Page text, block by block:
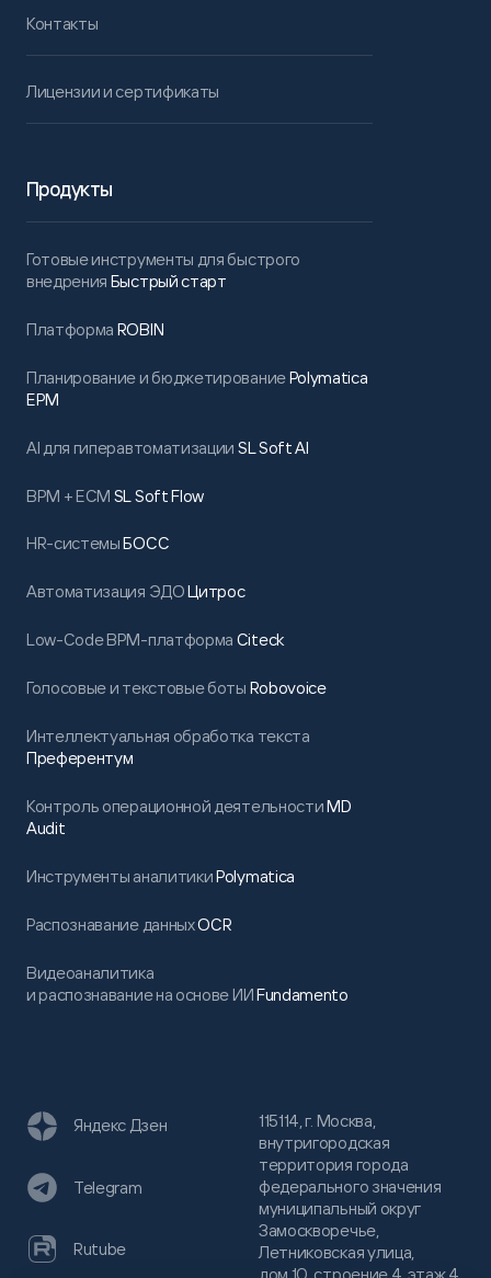
Контакты
Лицензии и сертификаты
Продукты
Готовые инструменты для быстрого
внедрения Быстрый старт
Платформа ROBIN
Планирование и бюджетированиеPolymatica
EPM
AI для гиперавтоматизации SL Soft AI
BPM + ECM SL Soft Flow
HR-системыБОСС
Автоматизация ЭДОЦитрос
Low-Code BPM-платформа Citeck
Голосовые и текстовые боты Robovoice
Интеллектуальная обработка текста
Преферентум
Контроль операционной деятельностиMD
Audit
Инструменты аналитикиPolymatica
Распознавание данныхOCR
Видеоаналитика
и распознавание на основе ИИFundamento
115114, г. Москва,
внутригородская
территория города
федерального значения
муниципальный округ
Замоскворечье,
Летниковская улица,
Яндекс Дзен
Telegram
Rutube